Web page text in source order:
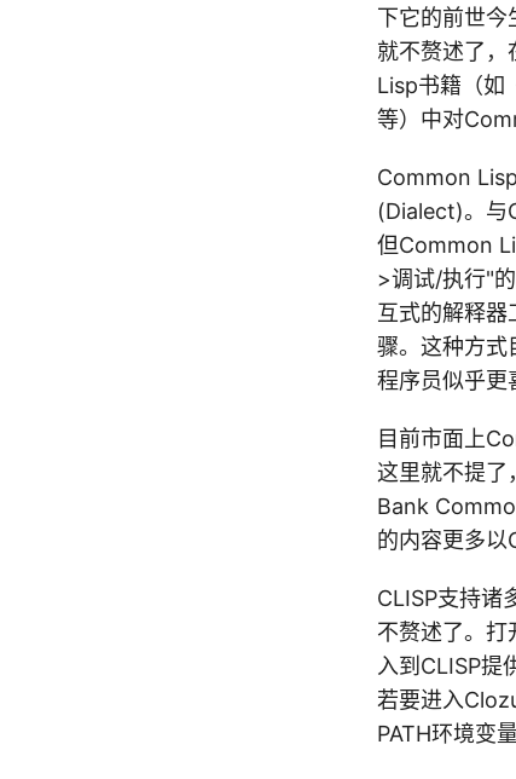
下它的前世
就不赘述了，
Lisp书籍（如
等）中对
Common
(Dialect)。与
但Common
>调试/执行"
互式的解释
骤。这种方式
程序员似乎更
目前市面上
这里就不提
Bank
的内容更多以
CLISP支持诸
不赘述了。
入到CLISP提
若要进入
PATH环境变